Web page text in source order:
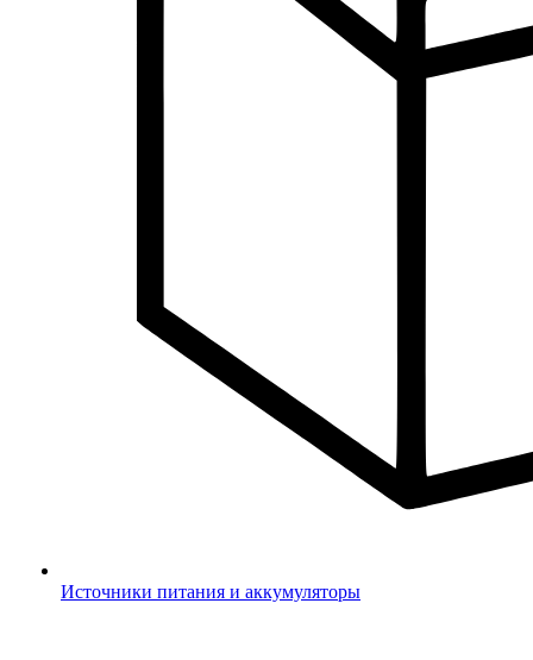
Источники питания и аккумуляторы